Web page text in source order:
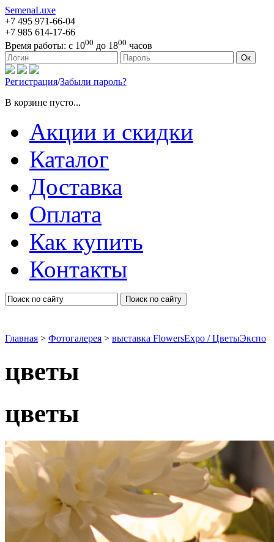
SemenaLuxe
+7 495 971-66-04
+7 985 614-17-66
Время работы: с 1000 до 1800 часов
127473, г. Москва, ул. Краснопролетарская, д. 16, стр. 1 Ок
Регистрация/Забыли пароль?
В корзине пусто...
Акции и скидки
Каталог
Доставка
Оплата
Как купить
Контакты
Поиск по сайту
Главная > Фотогалерея > выставка FlowersExpo / ЦветыЭкспо
цветы
цветы